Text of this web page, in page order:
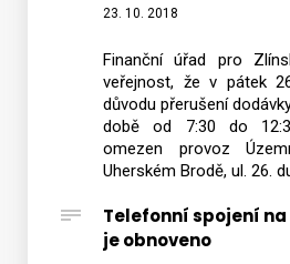
23. 10. 2018
Finanční úřad pro
veřejnost, že v pátek
důvodu přerušení
době od 7:30 do
omezen provoz
Uherském Brodě, ul. 26.
Telefonní spojení na
je obnoveno